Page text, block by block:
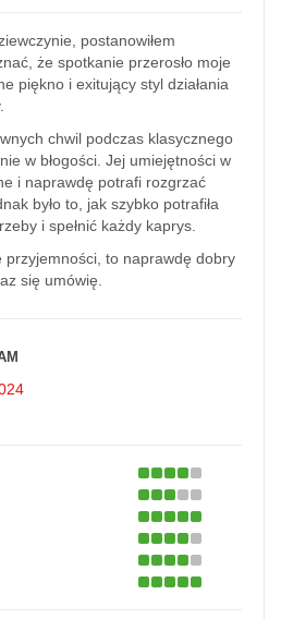
postanowiłem
że spotkanie przerosło moje
piękno i exitujący styl działania
chwil podczas klasycznego
w błogości. Jej umiejętności w
i naprawdę potrafi rozgrzać
było to, jak szybko potrafiła
i spełnić każdy kaprys.
przyjemności, to naprawdę dobry
się umówię.